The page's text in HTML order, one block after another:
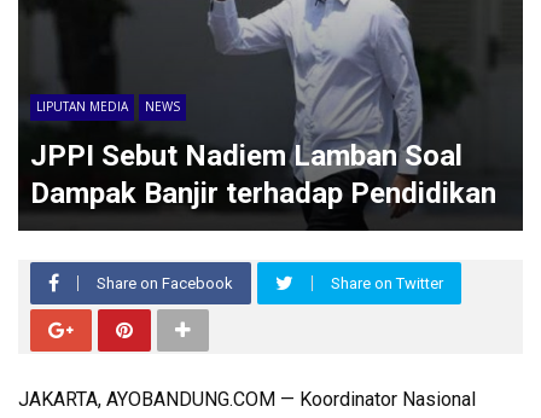
LIPUTAN MEDIA NEWS
JPPI Sebut Nadiem Lamban Soal
Dampak Banjir terhadap Pendidikan
Share on Facebook Share on Twitter
JAKARTA, AYOBANDUNG.COM — Koordinator Nasional